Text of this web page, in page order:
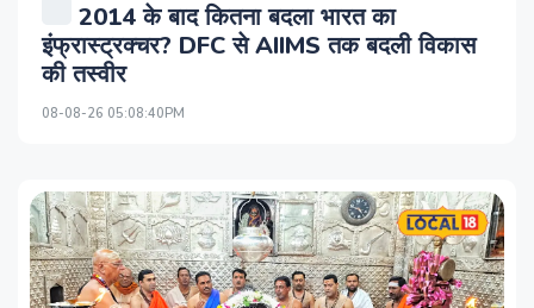
2014 के बाद कितना बदला भारत का
इंफ्रास्ट्रक्चर? DFC से AIIMS तक बदली विकास
की तस्वीर
08-08-26 05:08:40PM